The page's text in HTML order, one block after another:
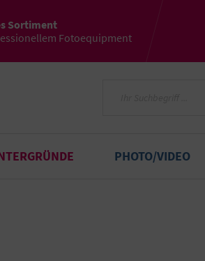
Sortiment
Fotoequipment
PHOTO/VIDEO